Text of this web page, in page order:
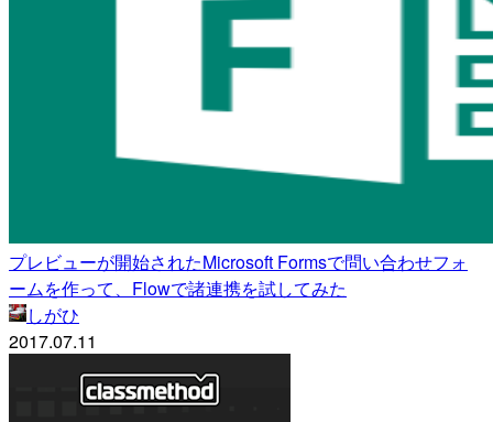
プレビューが開始されたMicrosoft Formsで問い合わせフォ
ームを作って、Flowで諸連携を試してみた
しがひ
2017.07.11